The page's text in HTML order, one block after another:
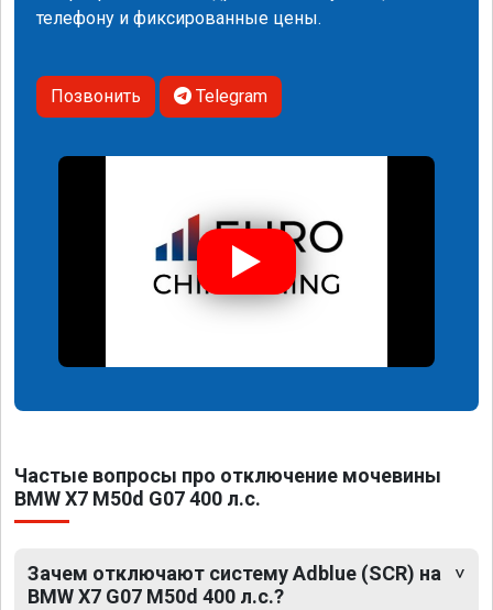
телефону и фиксированные цены.
Позвонить Telegram
Частые вопросы про отключение мочевины
BMW X7 M50d G07 400 л.с.
Зачем отключают систему Adblue (SCR) на
BMW X7 G07 M50d 400 л.с.?